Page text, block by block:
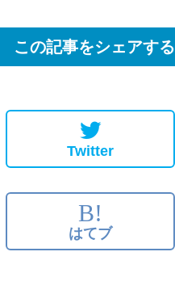
この記事をシェアする
Twitter
B!
はてブ